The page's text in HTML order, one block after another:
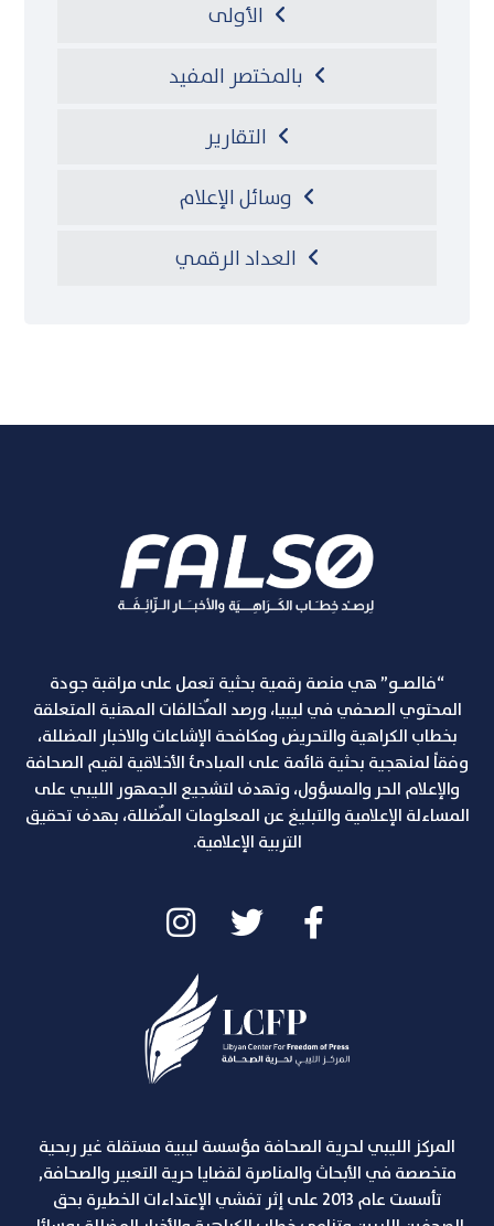
الأولى
بالمختصر المفيد
التقارير
وسائل الإعلام
العداد الرقمي
“فالصـو” هي منصة رقمية بحثية تعمل على مراقبة جودة
المحتوي الصحفي في ليبيا، ورصد المٌخالفات المهنية المتعلقة
بخطاب الكراهية والتحريض ومكافحة الإشاعات والاخبار المضللة،
وفقاً لمنهجية بحثية قائمة على المبادئ الأخلاقية لقيم الصحافة
والإعلام الحر والمسؤول، وتهدف لتشجيع الجمهور الليبي على
المساءلة الإعلامية والتبليغ عن المعلومات المٌضللة، بهدف تحقيق
التربية الإعلامية.
المركز الليبي لحرية الصحافة مؤسسة ليبية مستقلة غير ربحية
متخصصة في الأبحاث والمناصرة لقضايا حرية التعبير والصحافة,
تأسست عام 2013 على إثر تفشي الإعتداءات الخطيرة بحق